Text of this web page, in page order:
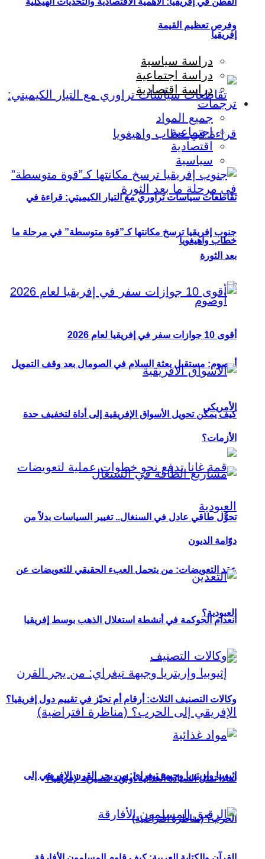
إفريقيا
تقاطعات سياسات تراوري مع التيار الكيميتي: قراءة في
خطاب واهيغويا
أوصوم: مستقبل بعثة السلام في الصومال بعد وقف التمويل
الأمريكي
عقد التعويضات: من يتحمل العبء الحقيقي للتعويضات عن
العبودية؟
إثيوبيا وإريتريا وجبهة تيغراي: من يجر القرن الإفريقي إلى
الحرب؟ (مناظرة افتراضية)
وفرص تعظيم القيمة
دراسة سياسية
دراسة اجتماعية
دراسة اقتصادية
ترجمات
جميع المواد
اجتماعية
اقتصادية
سياسية
جنوب إفريقيا ترسخ مكانتها كـ”قوة متوسطة” في مرحلة ما
بعد الثورة
أقوى 10 جوازات سفر في إفريقيا لعام 2026
كيف يمكن تحويل الأسواق الإفريقية إلى أداة لتخفيف حدة
الأزمات؟
تحوُّل طاقي عادل في السنغال.. تغيير السياسات بدلاً من
دوّامة الديون
انعدام الحوكمة في أنشطة استغلال الذهب بوسط إفريقيا
وكالات التصنيف الثلاث: أرقام أم تحيّز في تقييم دول إفريقيا؟
لماذا تمثل السيادة الغذائية أولوية مصيرية لإفريقيا؟